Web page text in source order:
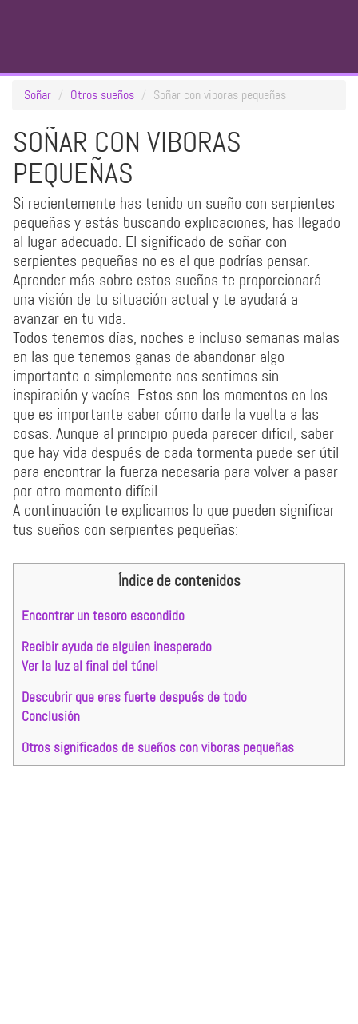
Soñar Otros sueños Soñar con viboras pequeñas
SOÑAR CON VIBORAS
PEQUEÑAS
Si recientemente has tenido un sueño con serpientes
pequeñas y estás buscando explicaciones, has llegado
al lugar adecuado. El significado de soñar con
serpientes pequeñas no es el que podrías pensar.
Aprender más sobre estos sueños te proporcionará
una visión de tu situación actual y te ayudará a
avanzar en tu vida.
Todos tenemos días, noches e incluso semanas malas
en las que tenemos ganas de abandonar algo
importante o simplemente nos sentimos sin
inspiración y vacíos. Estos son los momentos en los
que es importante saber cómo darle la vuelta a las
cosas. Aunque al principio pueda parecer difícil, saber
que hay vida después de cada tormenta puede ser útil
para encontrar la fuerza necesaria para volver a pasar
por otro momento difícil.
A continuación te explicamos lo que pueden significar
tus sueños con serpientes pequeñas:
Índice de contenidos
Encontrar un tesoro escondido
Recibir ayuda de alguien inesperado
Ver la luz al final del túnel
Descubrir que eres fuerte después de todo
Conclusión
Otros significados de sueños con viboras pequeñas